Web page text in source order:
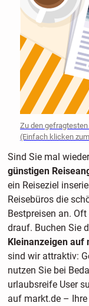
Zu den
(Einfach klicken
Sind Sie mal
günstigen
ein Reiseziel
Reisebüros die
Bestpreisen an.
drauf. Buchen Sie
Kleinanzeigen auf
sind wir attraktiv:
nutzen Sie bei
urlaubsreife User
auf markt.de – Ihre